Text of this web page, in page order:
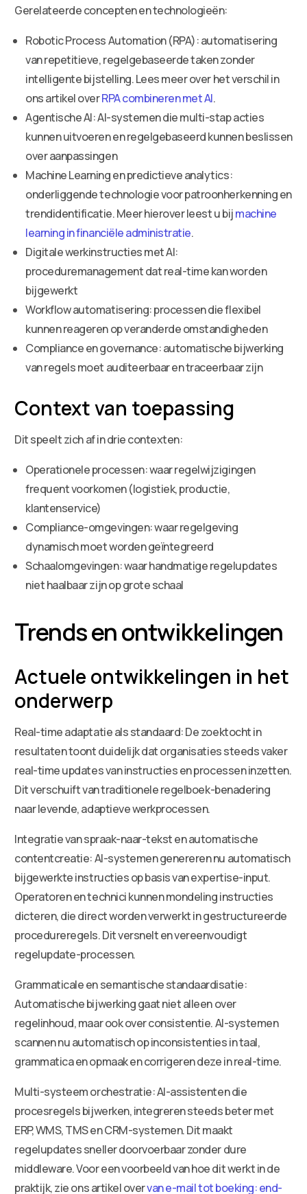
Gerelateerde concepten en technologieën:
Robotic Process Automation (RPA): automatisering
van repetitieve, regelgebaseerde taken zonder
intelligente bijstelling. Lees meer over het verschil in
ons artikel overRPA combineren met AI.
Agentische AI: AI-systemen die multi-stap acties
kunnen uitvoeren en regelgebaseerd kunnen beslissen
over aanpassingen
Machine Learning en predictieve analytics:
onderliggende technologie voor patroonherkenning en
trendidentificatie. Meer hierover leest u bijmachine
learning in financiële administratie.
Digitale werkinstructies met AI:
proceduremanagement dat real-time kan worden
bijgewerkt
Workflow automatisering: processen die flexibel
kunnen reageren op veranderde omstandigheden
Compliance en governance: automatische bijwerking
van regels moet auditeerbaar en traceerbaar zijn
Context van toepassing
Dit speelt zich af in drie contexten:
Operationele processen: waar regelwijzigingen
frequent voorkomen (logistiek, productie,
klantenservice)
Compliance-omgevingen: waar regelgeving
dynamisch moet worden geïntegreerd
Schaalomgevingen: waar handmatige regelupdates
niet haalbaar zijn op grote schaal
Trends en ontwikkelingen
Actuele ontwikkelingen in het
onderwerp
Real-time adaptatie als standaard: De zoektocht in
resultaten toont duidelijk dat organisaties steeds vaker
real-time updates van instructies en processen inzetten.
Dit verschuift van traditionele regelboek-benadering
naar levende, adaptieve werkprocessen.
Integratie van spraak-naar-tekst en automatische
contentcreatie: AI-systemen genereren nu automatisch
bijgewerkte instructies op basis van expertise-input.
Operatoren en technici kunnen mondeling instructies
dicteren, die direct worden verwerkt in gestructureerde
procedureregels. Dit versnelt en vereenvoudigt
regelupdate-processen.
Grammaticale en semantische standaardisatie:
Automatische bijwerking gaat niet alleen over
regelinhoud, maar ook over consistentie. AI-systemen
scannen nu automatisch op inconsistenties in taal,
grammatica en opmaak en corrigeren deze in real-time.
Multi-systeem orchestratie: AI-assistenten die
procesregels bijwerken, integreren steeds beter met
ERP, WMS, TMS en CRM-systemen. Dit maakt
regelupdates sneller doorvoerbaar zonder dure
middleware. Voor een voorbeeld van hoe dit werkt in de
praktijk, zie ons artikel overvan e-mail tot boeking: end-